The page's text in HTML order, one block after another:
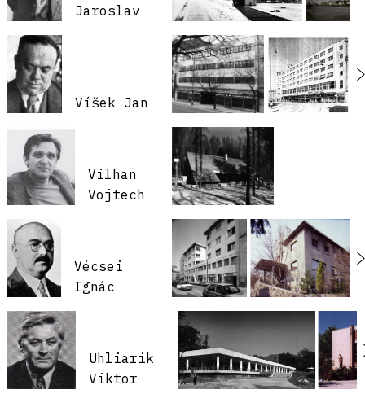
Jaroslav
Víšek Jan
Vilhan
Vojtech
Vécsei
Ignác
Uhliarik
Viktor